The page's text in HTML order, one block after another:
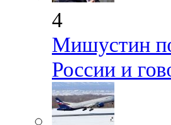
4
Мишустин
России и